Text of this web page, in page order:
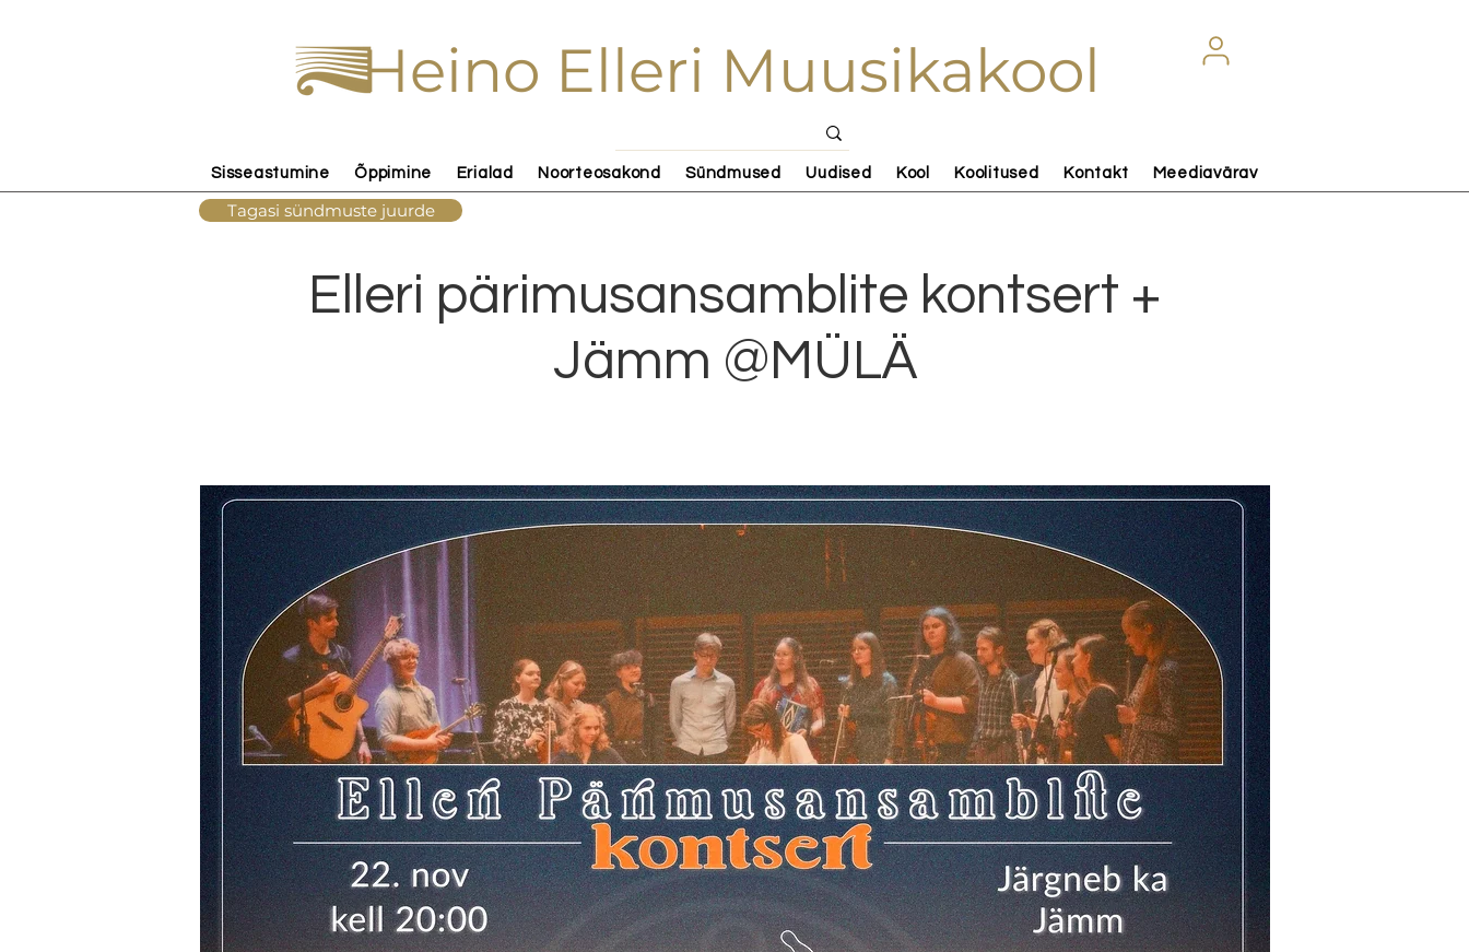
Heino Elleri Muusikakool
Sisseastumine Õppimine Erialad Noorteosakond Sündmused Uudised Kool Koolitused Kontakt Meediavärav
Elleri pärimusansamblite kontsert +
Jämm @MÜLÄ
Tagasi sündmuste juurde